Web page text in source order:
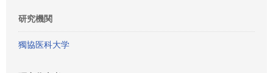
研究機関
獨協医科大学